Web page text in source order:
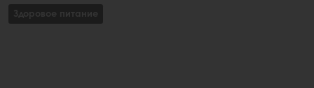
Здоровое питание